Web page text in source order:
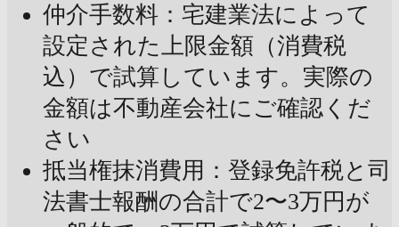
仲介手数料：宅建業法によって
設定された上限金額（消費税
込）で試算しています。実際の
金額は不動産会社にご確認くだ
さい
抵当権抹消費用：登録免許税と司
法書士報酬の合計で2〜3万円が